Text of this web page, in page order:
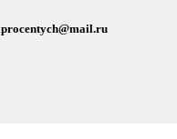
procentych@mail.ru